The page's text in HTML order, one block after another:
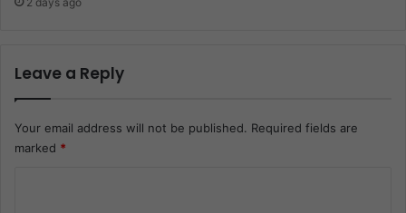
Leave a Reply
Your email address will not be published. Required fields are
marked *